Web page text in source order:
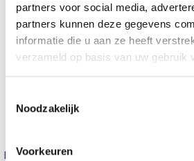
partners voor social media,
partners kunnen deze gegevens
informatie die u aan ze heeft
verzameld op basis van uw gebruik
Noodzakelijk
Voorkeuren
Cliënten die al onder
zorg voorlopig ontvangen op de
gewend zijn
Delen